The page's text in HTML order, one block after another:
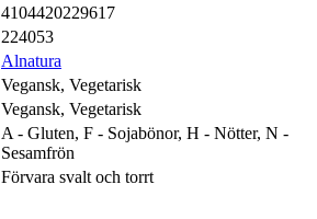
4104420229617
224053
Alnatura
Vegansk, Vegetarisk
Vegansk, Vegetarisk
A - Gluten, F - Sojabönor, H - Nötter, N -
Sesamfrön
Förvara svalt och torrt